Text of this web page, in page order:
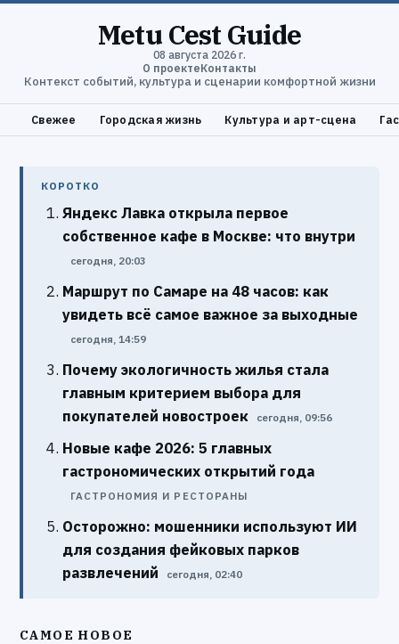
Metu Cest Guide
08 августа 2026 г.
О проектеКонтакты
Контекст событий, культура и сценарии комфортной жизни
Свежее Городская жизнь Культура и арт-сцена
КОРОТКО
Яндекс Лавка открыла первое
собственное кафе в Москве: что внутри
сегодня, 20:03
Маршрут по Самаре на 48 часов: как
увидеть всё самое важное за выходные
сегодня, 14:59
Почему экологичность жилья стала
главным критерием выбора для
покупателей новостроек
сегодня, 09:56
Новые кафе 2026: 5 главных
гастрономических открытий года
ГАСТРОНОМИЯ И РЕСТОРАНЫ
Осторожно: мошенники используют ИИ
для создания фейковых парков
развлечений
сегодня, 02:40
САМОЕ НОВОЕ